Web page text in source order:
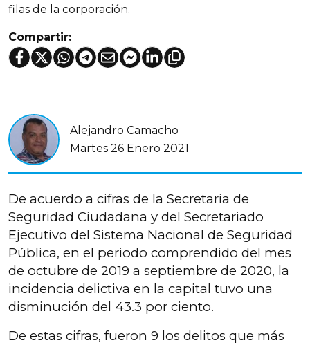
filas de la corporación.
Compartir:
Alejandro Camacho
Martes 26 Enero 2021
De acuerdo a cifras de la Secretaria de
Seguridad Ciudadana y del Secretariado
Ejecutivo del Sistema Nacional de Seguridad
Pública, en el periodo comprendido del mes
de octubre de 2019 a septiembre de 2020, la
incidencia delictiva en la capital tuvo una
disminución del 43.3 por ciento.
De estas cifras, fueron 9 los delitos que más